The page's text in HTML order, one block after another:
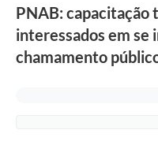
PNAB: capacitação
interessados em se
chamamento